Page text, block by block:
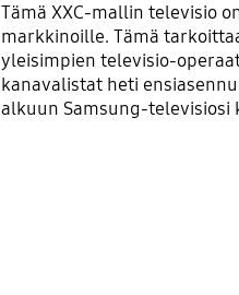
Tämä XXC-mallin televisio
markkinoille. Tämä
yleisimpien televisio-
kanavalistat heti
alkuun Samsung-televisiosi